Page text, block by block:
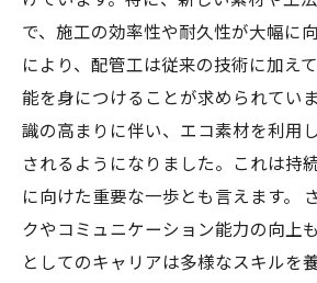
で、施工の効率性や耐久性が大幅に
により、配管工は従来の技術に加え
能を身につけることが求められてい
識の高まりに伴い、エコ素材を利用
されるようになりました。これは持
に向けた重要な一歩とも言えます。
クやコミュニケーション能力の向上
としてのキャリアは多様なスキルを